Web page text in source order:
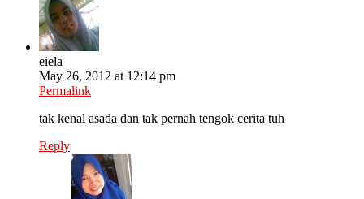
eiela
May 26, 2012 at 12:14 pm
Permalink
tak kenal asada dan tak pernah tengok cerita tuh
Reply